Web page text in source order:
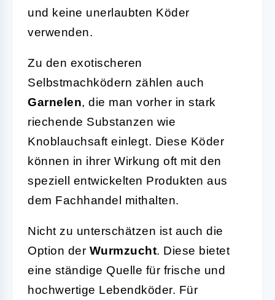
und keine unerlaubten Köder
verwenden.
Zu den exotischeren
Selbstmachködern zählen auch
Garnelen, die man vorher in stark
riechende Substanzen wie
Knoblauchsaft einlegt. Diese Köder
können in ihrer Wirkung oft mit den
speziell entwickelten Produkten aus
dem Fachhandel mithalten.
Nicht zu unterschätzen ist auch die
Option der Wurmzucht. Diese bietet
eine ständige Quelle für frische und
hochwertige Lebendköder. Für